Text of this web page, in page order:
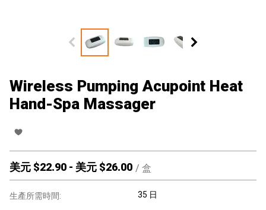
Wireless Pumping Acupoint Heat
Hand-Spa Massager
美元 $22.90 - 美元 $26.00 / 盒
生產所需時間: 35 日